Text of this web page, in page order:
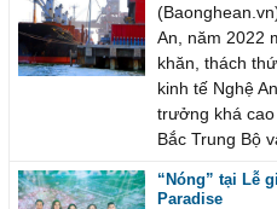
An, năm 2022
khăn, thách
kinh tế Nghệ
trưởng khá
Bắc Trung Bộ
“Nóng” tại Lễ
Paradise